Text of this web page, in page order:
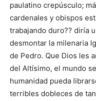
paulatino cre­púsculo;
carde­nales y obispos
trabajando duro?? diría
desmontar la milenaria
de Pedro. Que Dios les
del Altísimo, el mundo
humanidad pueda
terribles doble­ces de